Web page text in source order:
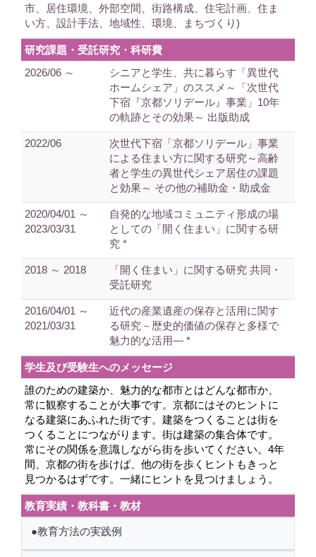
市、居住環境、外部空間、街路構成、住宅計画、住ま
い方、設計手法、地域性、環境、まちづくり)
研究課題・受託研究・科研費
2026/06 ～
シニアと学生、共に暮らす「異世代
ホームシェア」のススメ～「次世代
下宿『京都ソリデール』事業」10年
の軌跡とその効果～ 出版助成
2022/06
次世代下宿「京都ソリデール」事業
による住まい方に関する研究～高齢
者と学生の異世代シェア居住の課題
と効果～ その他の補助金・助成金
2020/04/01 ～
2023/03/31
自発的な地域コミュニティ形成の場
としての「開く住まい」に関する研
究 *
2018 ～ 2018
「開く住まい」に関する研究 共同・
受託研究
2016/04/01 ～
2021/03/31
近代の産業遺産の保存と活用に関す
る研究－歴史的価値の保存と多様で
魅力的な活用― *
学生及び受験生へのメッセージ
誰のための建築か、魅力的な都市とはどんな都市か、
常に観察することが大事です。京都にはそのヒントに
なる建築にあふれた街です。建築をつくることは街を
つくることにつながります。街は建築の集合体です。
常にその関係を意識しながら街を歩いてください。4年
間、京都の街を歩けば、他の街を歩くヒントもきっと
見つかるはずです。一緒にヒントを見つけましょう。
教育実績・教科書・教材
●教育方法の実践例